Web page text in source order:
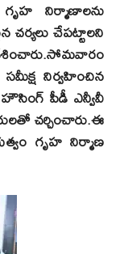
నిర్మాణాలను
చర్యలు చేపట్టాలని
నిర్వహించిన
పీడీ ఎన్వీవీ
చర్చించారు.ఈ
గృహ నిర్మాణ